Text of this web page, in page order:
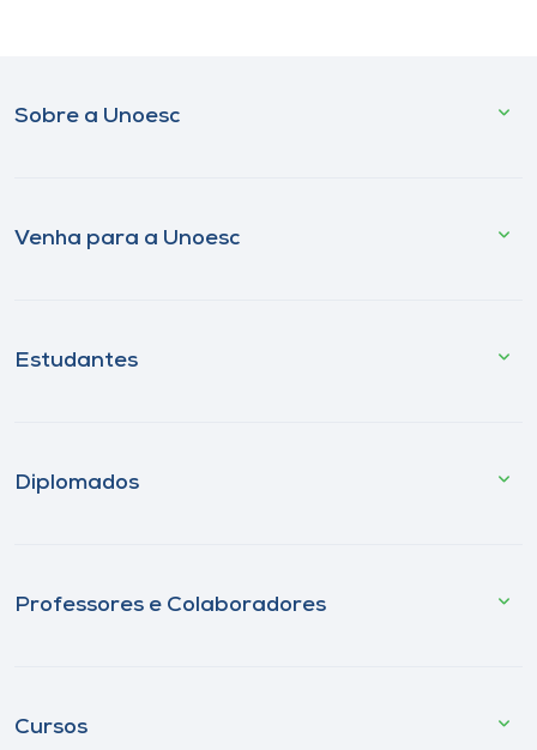
Sobre a Unoesc
Venha para a Unoesc
Estudantes
Diplomados
Professores e Colaboradores
Cursos